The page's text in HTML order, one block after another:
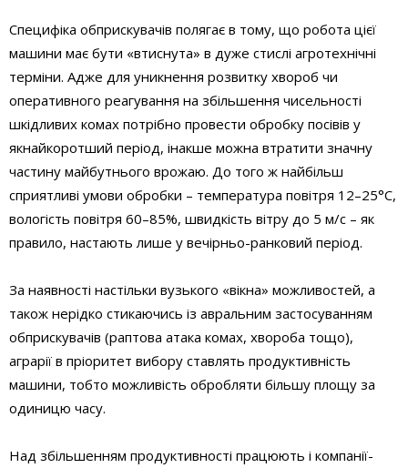
Специфіка обприскувачів полягає в тому, що робота цієї
машини має бути «втиснута» в дуже стислі агротехнічні
терміни. Адже для уникнення розвитку хвороб чи
оперативного реагування на збільшення чисельності
шкідливих комах потрібно провести обробку посівів у
якнайкоротший період, інакше можна втратити значну
частину майбутнього врожаю. До того ж найбільш
сприятливі умови обробки – температура повітря 12–25°C,
вологість повітря 60–85%, швидкість вітру до 5 м/с – як
правило, настають лише у вечірньо-ранковий період.
За наявності настільки вузького «вікна» можливостей, а
також нерідко стикаючись із авральним застосуванням
обприскувачів (раптова атака комах, хвороба тощо),
аграрії в пріоритет вибору ставлять продуктивність
машини, тобто можливість обробляти більшу площу за
одиницю часу.
Над збільшенням продуктивності працюють і компанії-